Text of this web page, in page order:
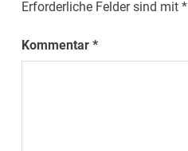
Erforderliche Felder sind mit*
Kommentar*